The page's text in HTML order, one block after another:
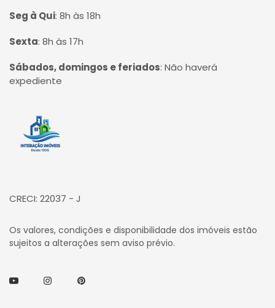
Seg à Qui: 8h às 18h
Sexta: 8h às 17h
Sábados, domingos e feriados: Não haverá
expediente
Página inicial
CRECI: 22037 - J
Os valores, condições e disponibilidade dos imóveis estão
sujeitos a alterações sem aviso prévio.
YoutubeInstagramPinterest